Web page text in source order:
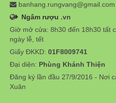
banhang.rungvang@gmail.com
Ngâm rượu .vn
Giờ mở cửa: 8h30 đến 18h30 tất
ngày lễ, tết
Giấy ĐKKD: 01F8009741
Đại diện: Phùng Khánh Thiện
Đăng ký lần đầu 27/9/2016 - Nơi
Xuân